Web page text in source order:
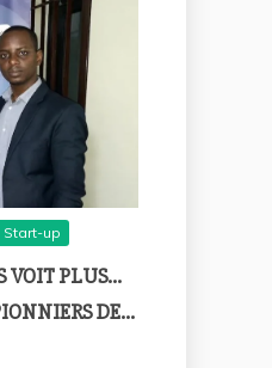
Start-up
VOIT PLUS…
DE
?